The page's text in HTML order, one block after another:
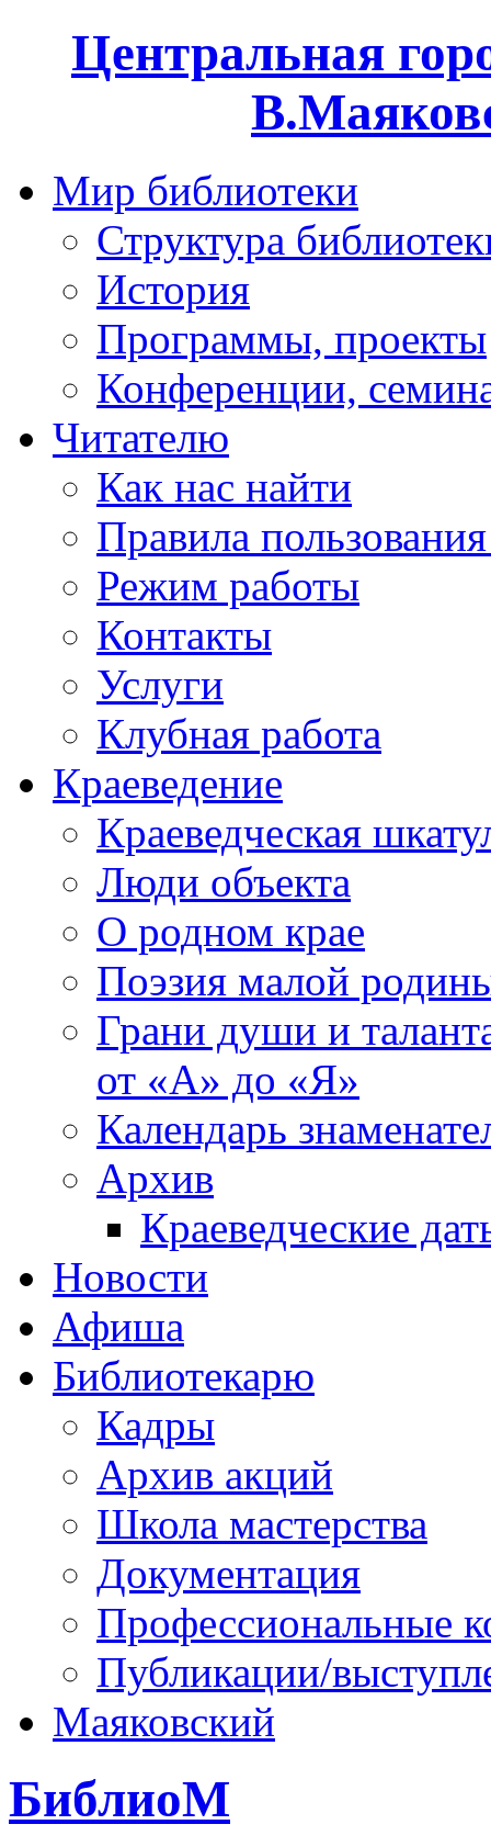
Центральная
Мир библиотеки
Структура
История
Программы, проекты
Конференции,
Читателю
Как нас найти
Правила
Режим работы
Контакты
Услуги
Клубная работа
Краеведение
Краеведческая
Люди объекта
О родном крае
Поэзия малой
Грани души и
от «А» до «Я»
Календарь
Архив
Краеведческие
Новости
Афиша
Библиотекарю
Кадры
Архив акций
Школа мастерства
Документация
Профессиональные
Публикации/
Маяковский
БиблиоМ